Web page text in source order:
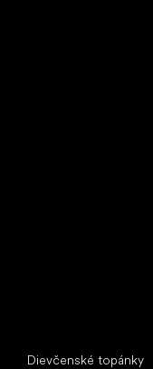
Dievčenské topánky